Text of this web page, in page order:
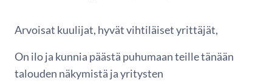
Arvoisat kuulijat, hyvät vihtiläiset yrittäjät,
On ilo ja kunnia päästä puhumaan teille tänään
talouden näkymistä ja yritysten